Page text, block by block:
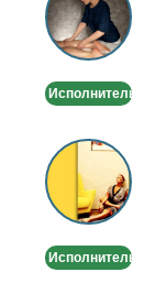
лица
и
тела
Исполнитель
Тантрический
массаж
Исполнитель